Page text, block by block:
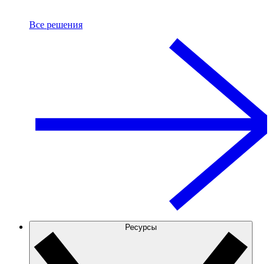
Все решения
Ресурсы